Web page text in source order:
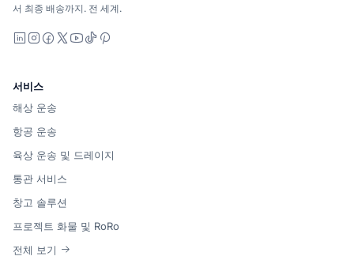
서 최종 배송까지. 전 세계.
LinkedIn
Instagram
Facebook
X YouTube
TikTok
서비스
해상 운송
항공 운송
육상 운송 및 드레이지
통관 서비스
창고 솔루션
프로젝트 화물 및 RoRo
전체 보기